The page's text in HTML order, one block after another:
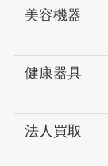
美容機器
健康器具
法人買取